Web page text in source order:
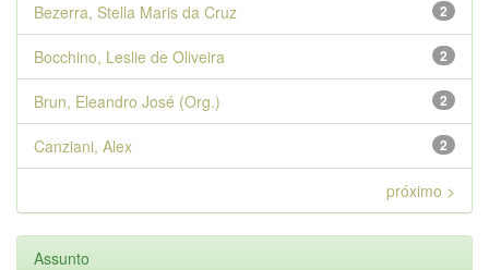
2
Bezerra, Stella Maris da Cruz
2
Bocchino, Leslie de Oliveira
2
Brun, Eleandro José (Org.)
2
Canziani, Alex
próximo >
Assunto